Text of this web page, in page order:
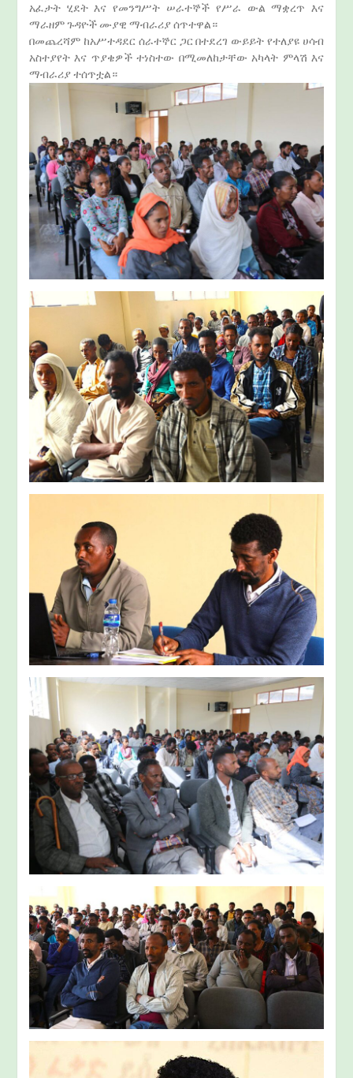
አፈታት ሂደት እና የመንግሥት ሠራተኞች የሥራ ውል ማቋረጥ እና
ማራዘም ጉዳዮች ሙያዊ ማብራሪያ ሰጥተዋል።
በመጨረሻም ከአሥተዳደር ሰራተኞር ጋር በተደረገ ውይይት የተለያዩ ሀሳብ
አስተያየት እና ጥያቄዎች ተነስተው በሚመለከታቸው አካላት ምላሽ እና
ማብራሪያ ተሰጥቷል።